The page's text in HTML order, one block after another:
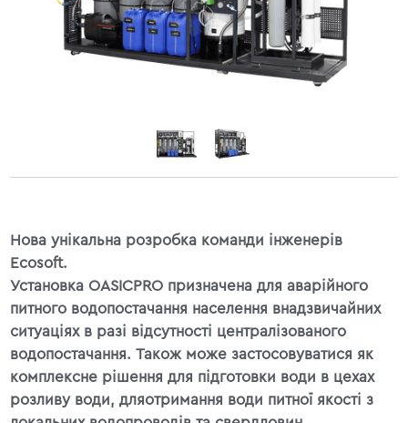
Нова унікальна розробка команди інженерів
Ecosoft.
Установка OASICPRO призначена для аварійного
питного водопостачання населення внадзвичайних
ситуаціях в разі відсутності централізованого
водопостачання. Також може застосовуватися як
комплексне рішення для підготовки води в цехах
розливу води, дляотримання води питної якості з